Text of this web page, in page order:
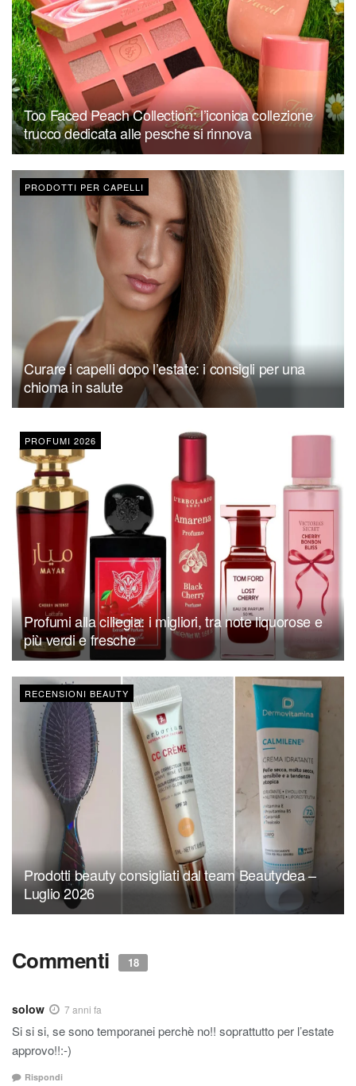
Too Faced Peach Collection: l’iconica collezione
trucco dedicata alle pesche si rinnova
PRODOTTI PER CAPELLI
Curare i capelli dopo l’estate: i consigli per una
chioma in salute
PROFUMI 2026
Profumi alla ciliegia: i migliori, tra note liquorose e
più verdi e fresche
RECENSIONI BEAUTY
Prodotti beauty consigliati dal team Beautydea –
Luglio 2026
Commenti 18
solow 7 anni fa
Si si si, se sono temporanei perchè no!! soprattutto per l’estate
approvo!!:-)
Rispondi